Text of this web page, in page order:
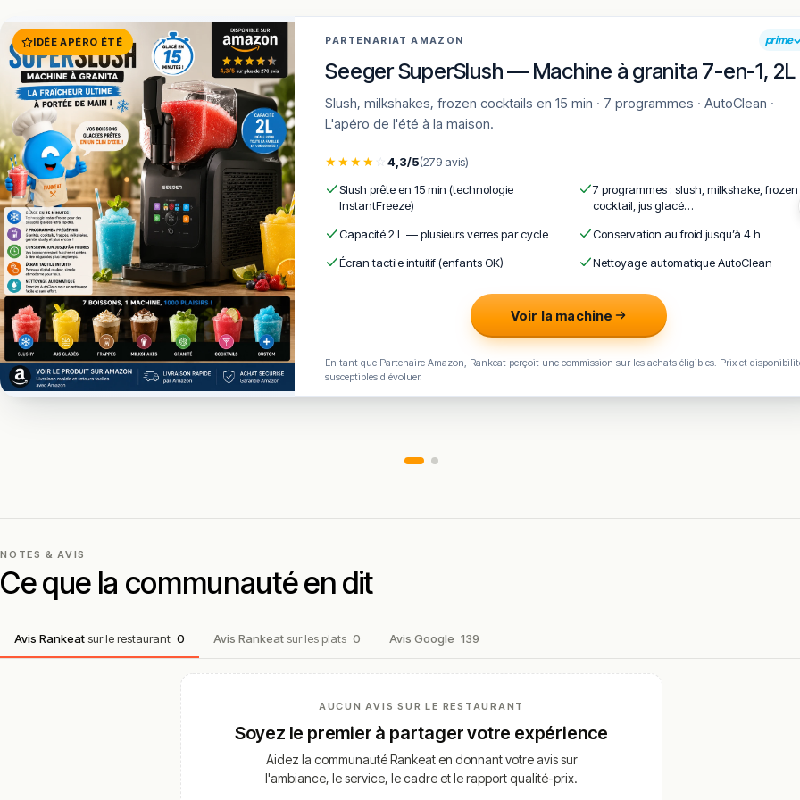
IDÉE APÉRO ÉTÉ PARTENARIAT AMAZON prime
Seeger SuperSlush — Machine à granita 7-en-1, 2L
Slush, milkshakes, frozen cocktails en 15 min · 7 programmes · AutoClean ·
L'apéro de l'été à la maison.
★★★★ ☆4,3/5(279 avis)
Slush prête en 15 min (technologie
InstantFreeze)
7 programmes : slush, milkshake, frozen
cocktail, jus glacé…
Capacité 2 L — plusieurs verres par cycle
Conservation au froid jusqu’à 4 h
Écran tactile intuitif (enfants OK)
Nettoyage automatique AutoClean
Voir la machine
En tant que Partenaire Amazon, Rankeat perçoit une commission sur les achats éligibles. Prix et
susceptibles d'évoluer.
NOTES & AVIS
Ce que la communauté en dit
Avis Rankeatsur le restaurant 0 Avis Rankeat sur les plats 0 Avis Google 139
AUCUN AVIS SUR LE RESTAURANT
Soyez le premier à partager votre expérience
Aidez la communauté Rankeat en donnant votre avis sur
l'ambiance, le service, le cadre et le rapport qualité-prix.